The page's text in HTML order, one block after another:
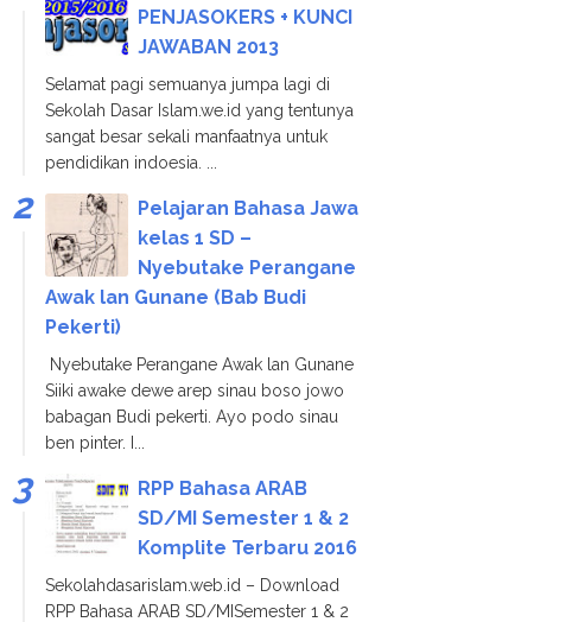
PENJASOKERS + KUNCI
JAWABAN 2013
Selamat pagi semuanya jumpa lagi di
Sekolah Dasar Islam.we.id yang tentunya
sangat besar sekali manfaatnya untuk
pendidikan indoesia. ...
Pelajaran Bahasa Jawa
kelas 1 SD –
Nyebutake Perangane
Awak lan Gunane (Bab Budi
Pekerti)
Nyebutake Perangane Awak lan Gunane
Siiki awake dewe arep sinau boso jowo
babagan Budi pekerti. Ayo podo sinau
ben pinter. I...
RPP Bahasa ARAB
SD/MI Semester 1 & 2
Komplite Terbaru 2016
Sekolahdasarislam.web.id – Download
RPP Bahasa ARAB SD/MISemester 1 & 2